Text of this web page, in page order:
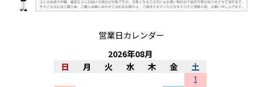
営業日カレンダー
2026年08月
日
月 火 水 木 金
土
1